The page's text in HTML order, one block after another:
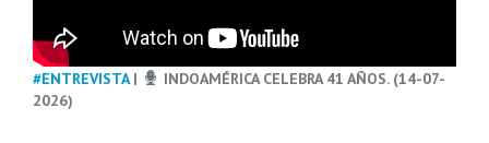
#ENTREVISTA|
INDOAMÉRICA CELEBRA 41 AÑOS. (14-07-
2026)